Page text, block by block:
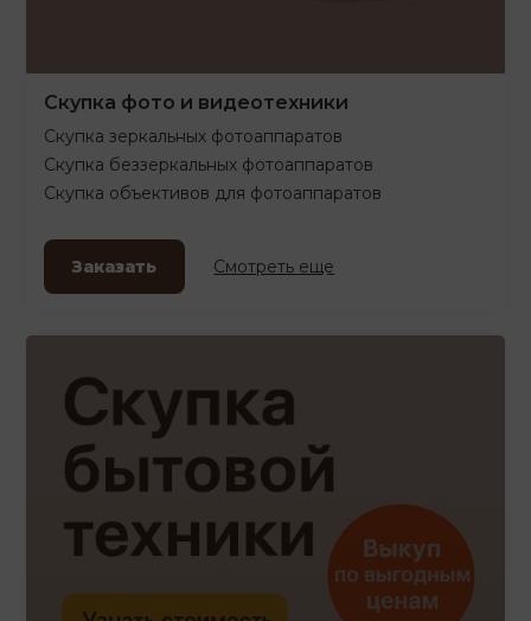
Скупка фото и видеотехники
Скупка зеркальных фотоаппаратов
Скупка беззеркальных фотоаппаратов
Скупка объективов для фотоаппаратов
Заказать Смотреть еще